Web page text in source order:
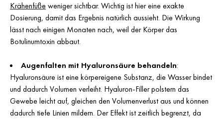
Krähenfüßeweniger sichtbar. Wichtig ist hier eine exakte
Dosierung, damit das Ergebnis natürlich aussieht. Die Wirkung
lässt nach einigen Monaten nach, weil der Körper das
Botulinumtoxin abbaut.
Augenfalten mit Hyaluronsäure behandeln:
Hyaluronsäure ist eine körpereigene Substanz, die Wasser bindet
und dadurch Volumen verleiht. Hyaluron-Filler polstern das
Gewebe leicht auf, gleichen den Volumenverlust aus und können
dadurch tiefe Linien mildern. Der Effekt ist zeitlich begrenzt, da